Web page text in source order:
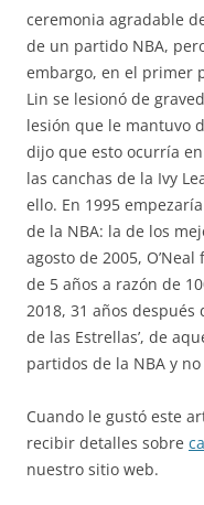
ceremonia agradable
de un partido NBA,
embargo, en el primer
Lin se lesionó de
lesión que le mantuvo
dijo que esto ocurría
las canchas de la Ivy
ello. En 1995
de la NBA: la de los
agosto de 2005,
de 5 años a razón de
2018, 31 años después
de las Estrellas’, de
partidos de la NBA y
Cuando le gustó este
recibir detalles sobre
nuestro sitio web.